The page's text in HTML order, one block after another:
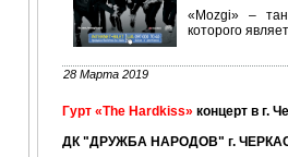
«Mozgi» –
которого
28 Марта 2019
Гурт «The Hardkiss» концерт в г.
ДК "ДРУЖБА НАРОДОВ" г.